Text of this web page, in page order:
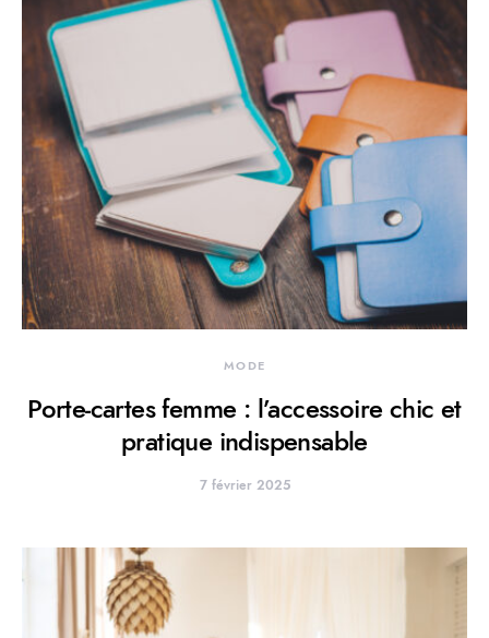
MODE
Porte-cartes femme : l’accessoire chic et
pratique indispensable
7 février 2025